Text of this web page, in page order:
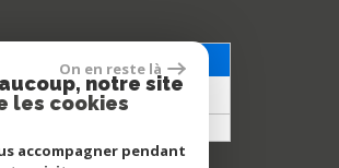
53 avis
On en reste là
notre site
les cookies
accompagner pendant